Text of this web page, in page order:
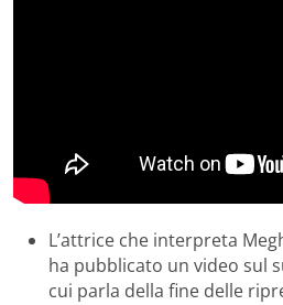
L’attrice che interpreta
ha pubblicato un video sul
cui parla della fine delle